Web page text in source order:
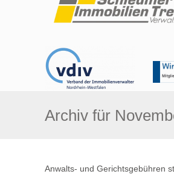
Archiv für
Anwalts- und Gerichtsgebühren